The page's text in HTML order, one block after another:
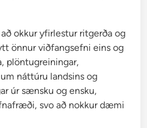
okkur yfirlestur ritgerða og
önnur viðfangsefni eins og
plöntugreiningar,
náttúru landsins og
úr sænsku og ensku,
svo að nokkur dæmi